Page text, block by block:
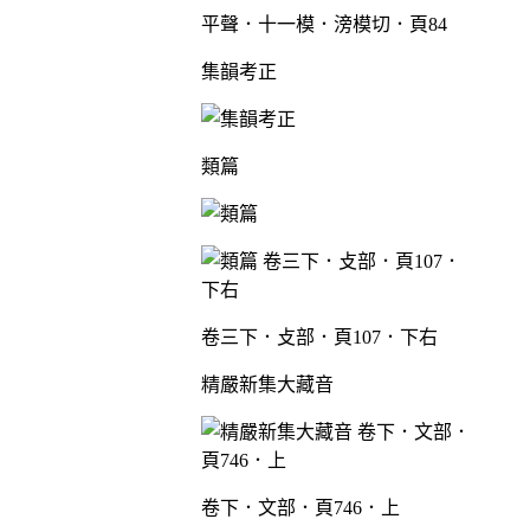
平聲．十一模．滂模切．頁84
集韻考正
類篇
卷三下．攴部．頁107．下右
精嚴新集大藏音
卷下．文部．頁746．上